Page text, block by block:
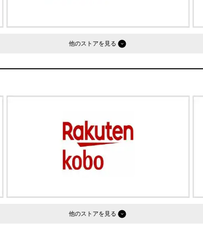
他のストア
他のストア